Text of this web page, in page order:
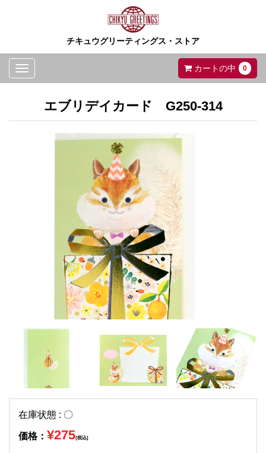
チキュウグリーティングス・ストア
Toggle
navigation
カートの中 0
エブリデイカード G250-314
在庫状態 : 〇
価格： ¥275(税込)